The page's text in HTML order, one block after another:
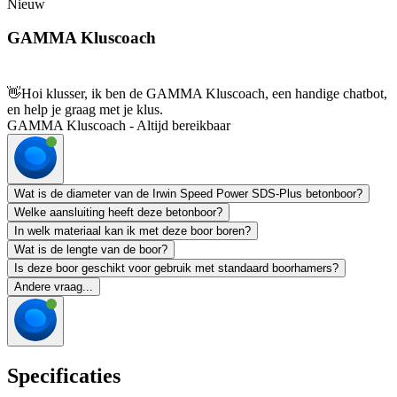
Nieuw
GAMMA Kluscoach
👋Hoi klusser, ik ben de GAMMA Kluscoach, een handige chatbot,
en help je graag met je klus.
GAMMA Kluscoach - Altijd bereikbaar
Wat is de diameter van de Irwin Speed Power SDS-Plus betonboor?
Welke aansluiting heeft deze betonboor?
In welk materiaal kan ik met deze boor boren?
Wat is de lengte van de boor?
Is deze boor geschikt voor gebruik met standaard boorhamers?
Andere vraag...
Specificaties